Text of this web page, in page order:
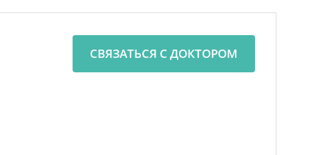
СВЯЗАТЬСЯ С ДОКТОРОМ